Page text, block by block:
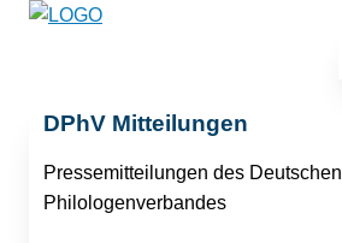
DPhV Mitteilungen
Pressemitteilungen des Deutschen
Philologenverbandes